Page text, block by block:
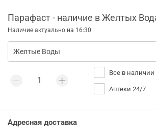
Парафаст - наличие в Желтых
Наличие актуально на 16:30
Все в наличии
Аптеки 24/7
Адресная доставка